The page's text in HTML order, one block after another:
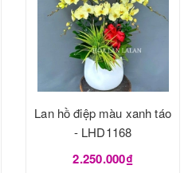
Lan hồ điệp màu xanh táo
- LHD1168
2.250.000₫